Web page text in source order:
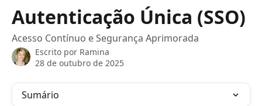
Autenticação Única (SSO)
Acesso Contínuo e Segurança Aprimorada
Escrito por Ramina
28 de outubro de 2025
Sumário